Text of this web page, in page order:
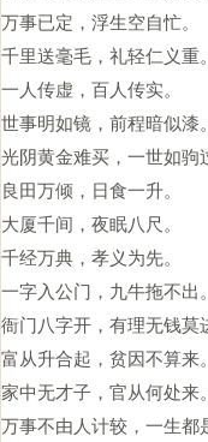
万事已定，浮生空自忙。
千里送毫毛，礼轻仁义重。
一人传虚，百人传实。
世事明如镜，前程暗似漆。
光阴黄金难买，一世如驹
良田万倾，日食一升。
大厦千间，夜眠八尺。
千经万典，孝义为先。
一字入公门，九牛拖不出。
衙门八字开，有理无钱莫
富从升合起，贫因不算来。
家中无才子，官从何处来。
万事不由人计较，一生都